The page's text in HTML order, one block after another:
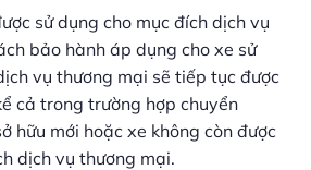
sử dụng cho mục đích dịch vụ
bảo hành áp dụng cho xe sử
vụ thương mại sẽ tiếp tục được
cả trong trường hợp chuyển
hữu mới hoặc xe không còn được
dịch vụ thương mại.